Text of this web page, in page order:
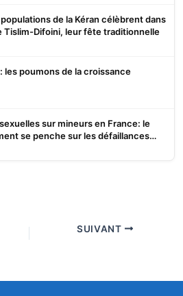
de la Kéran célèbrent dans
Tislim-Difoini, leur fête traditionnelle
les poumons de la croissance
sur mineurs en France: le
se penche sur les défaillances
SUIVANT